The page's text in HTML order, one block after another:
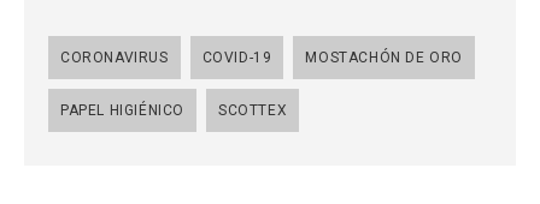
CORONAVIRUS COVID-19 MOSTACHÓN DE ORO
PAPEL HIGIÉNICO SCOTTEX